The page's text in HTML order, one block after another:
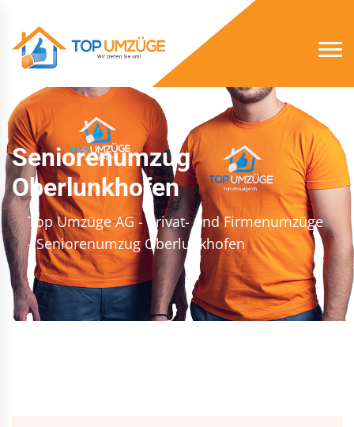
Seniorenumzug
Oberlunkhofen
Top Umzüge AG - Privat- und Firmenumzüge
- Seniorenumzug Oberlunkhofen